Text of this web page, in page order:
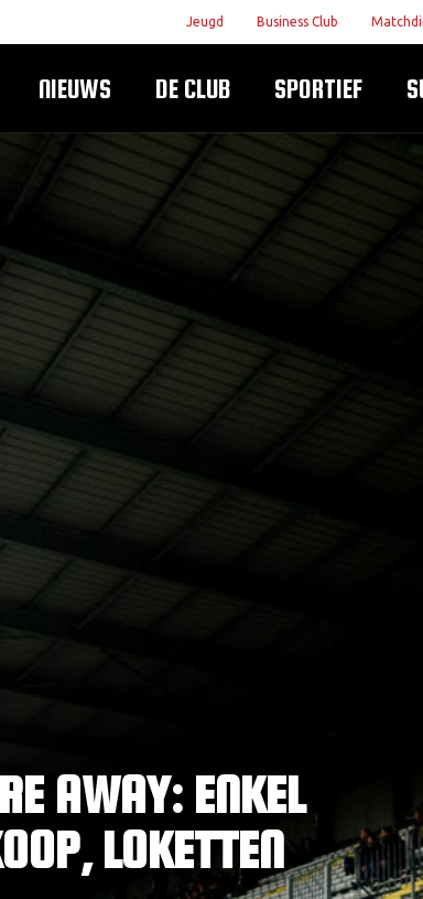
Jeugd Business Club
NIEUWS DE CLUB SPORTIEF
AWAY: ENKEL
LOKETTEN